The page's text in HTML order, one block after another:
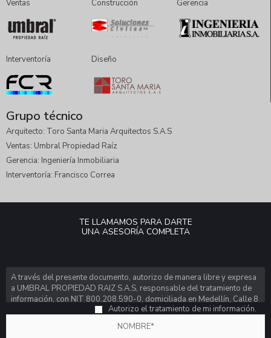
Ventas Construcción Gerencia
Interventoría Diseño
Grupo técnico
Arquitecto: Toro Santa Maria Arquitectos S.A.S
Ventas: Umbral Propiedad Raíz
Gerencia: Ingeniería Inmobiliaria
Interventoría: Francisco Correa
TE LLAMAMOS PARA DARTE
UNA ASESORÍA COMPLETA
Por favor, deja este campo vacío.
A través del presente documento, autorizo de manera libre y expresa
a UMBRAL PROPIEDAD RAIZ S.A.S, responsable del tratamiento de
información, con NIT 800.208.590-0, domiciliada en Medellín, Calle 8
No. 43 A 115, teléfono 3122711; en adelante UMBRAL, para que trate
mis datos personales de conformidad con lo dispuesto en el presente
documento. Declaro que he sido informado expresa y previamente:
Autorizo el tratamiento de mi información.